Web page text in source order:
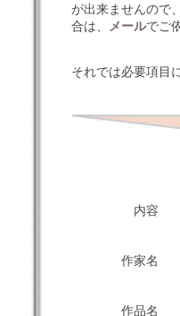
が出来ませんので
合は、
メールでご
それでは必要項目
内容
作家名
作品名